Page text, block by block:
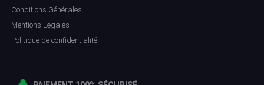
Conditions Générales
Mentions Légales
Politique de confidentialité